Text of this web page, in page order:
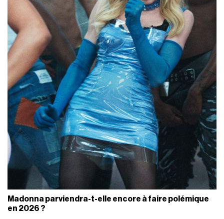
Madonna parviendra-t-elle encore à faire polémique
en 2026 ?